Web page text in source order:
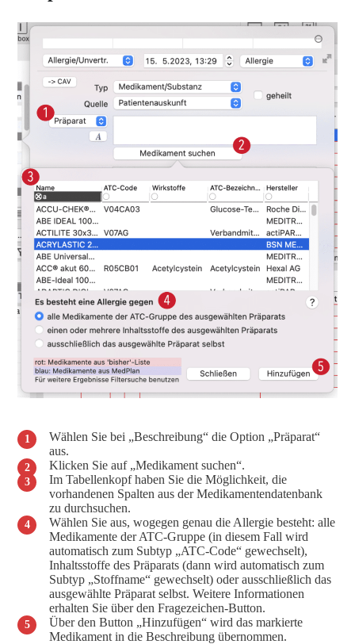
Wählen Sie bei „Beschreibung“ die Option „Präparat“
aus.
Klicken Sie auf „Medikament suchen“.
Im Tabellenkopf haben Sie die Möglichkeit, die
vorhandenen Spalten aus der Medikamentendatenbank
zu durchsuchen.
Wählen Sie aus, wogegen genau die Allergie besteht: alle
Medikamente der ATC-Gruppe (in diesem Fall wird
automatisch zum Subtyp „ATC-Code“ gewechselt),
Inhaltsstoffe des Präparats (dann wird automatisch zum
Subtyp „Stoffname“ gewechselt) oder ausschließlich das
ausgewählte Präparat selbst. Weitere Informationen
erhalten Sie über den Fragezeichen-Button.
Über den Button „Hinzufügen“ wird das markierte
Medikament in die Beschreibung übernommen.